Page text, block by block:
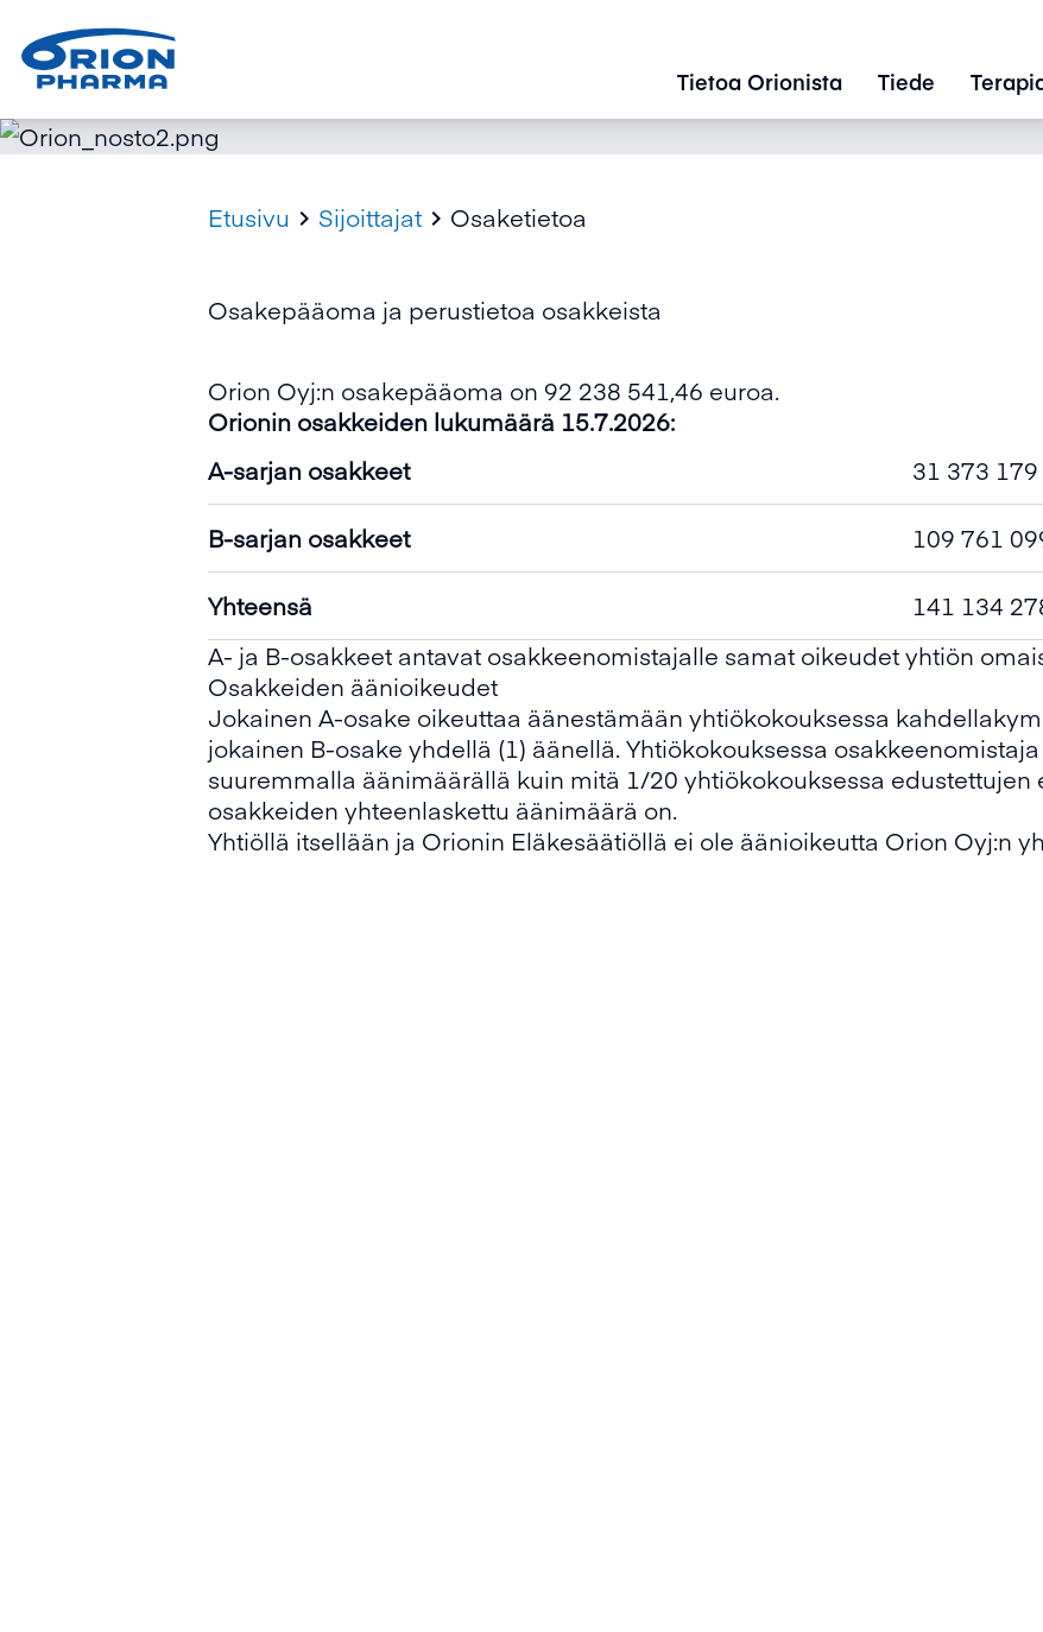
Tietoa Orionista Tiede
Etusivu  Sijoittajat  Osaketietoa
Osakepääoma ja perustietoa osakkeista
Orion Oyj:n osakepääoma on 92 238 541,46 euroa.
Orionin osakkeiden lukumäärä 15.7.2026:
A-sarjan osakkeet
31 373 179
B-sarjan osakkeet 109 761
Yhteensä
141 134
A- ja B-osakkeet antavat osakkeenomistajalle samat oikeudet yhtiön
Osakkeiden äänioikeudet
Jokainen A-osake oikeuttaa äänestämään yhtiökokouksessa
jokainen B-osake yhdellä (1) äänellä. Yhtiökokouksessa
suuremmalla äänimäärällä kuin mitä 1/20 yhtiökokouksessa edustettujen
osakkeiden yhteenlaskettu äänimäärä on.
Yhtiöllä itsellään ja Orionin Eläkesäätiöllä ei ole äänioikeutta Orion Oyj:n